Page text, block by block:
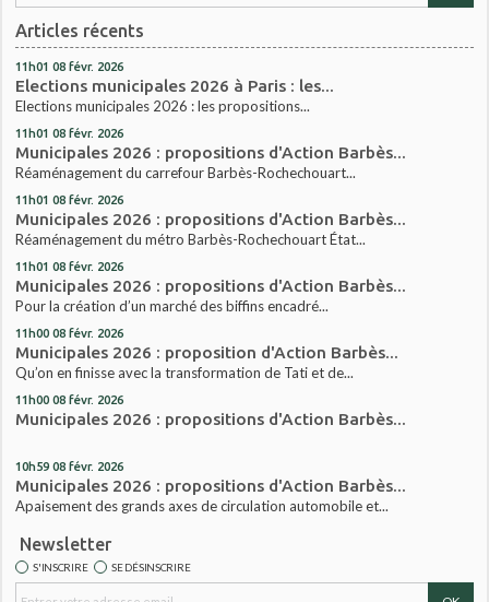
Articles récents
11h01 08 févr. 2026
Elections municipales 2026 à Paris : les...
Elections municipales 2026 : les propositions...
11h01 08 févr. 2026
Municipales 2026 : propositions d'Action Barbès...
Réaménagement du carrefour Barbès-Rochechouart...
11h01 08 févr. 2026
Municipales 2026 : propositions d'Action Barbès...
Réaménagement du métro Barbès-Rochechouart État...
11h01 08 févr. 2026
Municipales 2026 : propositions d'Action Barbès...
Pour la création d’un marché des biffins encadré...
11h00 08 févr. 2026
Municipales 2026 : proposition d'Action Barbès...
Qu’on en finisse avec la transformation de Tati et de...
11h00 08 févr. 2026
Municipales 2026 : propositions d'Action Barbès...
10h59 08 févr. 2026
Municipales 2026 : propositions d'Action Barbès...
Apaisement des grands axes de circulation automobile et...
Newsletter
S'INSCRIRE SE DÉSINSCRIRE